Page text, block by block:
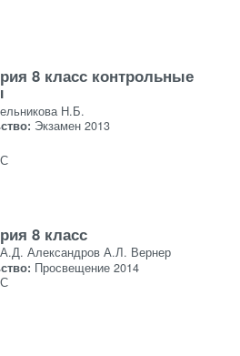
8 класс контрольные
Н.Б.
Экзамен 2013
8 класс
А.Д. Александров А.Л. Вернер
Просвещение 2014